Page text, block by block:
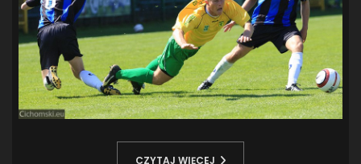
CZYTAJ WIĘCEJ